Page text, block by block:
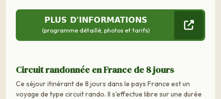
PLUS D'INFORMATIONS
(programme détaillé, photos et tarifs)
Circuit randonnée en France de 8 jours
Ce séjour itinérant de 8 jours dans le pays France est un
voyage de type circuit rando. Il s'effectue libre sur une durée